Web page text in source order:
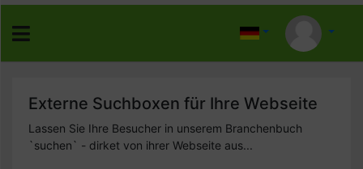
Externe Suchboxen für Ihre Webseite
Lassen Sie Ihre Besucher in unserem Branchenbuch
`suchen` - dirket von ihrer Webseite aus...